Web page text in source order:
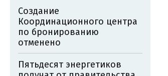
Создание
Координационного центра
по бронированию
отменено
Пятьдесят энергетиков